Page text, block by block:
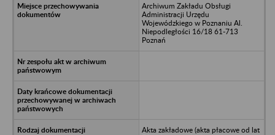
Archiwum Zakładu Obsługi
Administracji Urzędu
Wojewódzkiego w Poznaniu Al.
Niepodległości 16/18 61-713
Poznań
Akta zakładowe (akta płacowe od lat